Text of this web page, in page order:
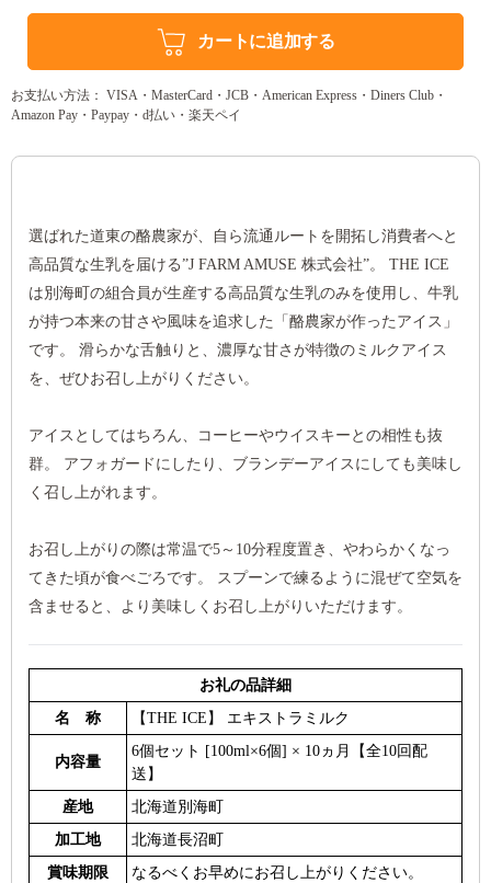
カートに追加する
お支払い方法： VISA・MasterCard・JCB・American Express・Diners Club・
Amazon Pay・Paypay・d払い・楽天ペイ
選ばれた道東の酪農家が、自ら流通ルートを開拓し消費者へと
高品質な生乳を届ける”J FARM AMUSE 株式会社”。 THE ICE
は別海町の組合員が生産する高品質な生乳のみを使用し、牛乳
が持つ本来の甘さや風味を追求した「酪農家が作ったアイス」
です。 滑らかな舌触りと、濃厚な甘さが特徴のミルクアイス
を、ぜひお召し上がりください。
アイスとしてはちろん、コーヒーやウイスキーとの相性も抜
群。 アフォガードにしたり、ブランデーアイスにしても美味し
く召し上がれます。
お召し上がりの際は常温で5～10分程度置き、やわらかくなっ
てきた頃が食べごろです。 スプーンで練るように混ぜて空気を
含ませると、より美味しくお召し上がりいただけます。
お礼の品詳細
名 称
【THE ICE】 エキストラミルク
内容量
6個セット [100ml×6個] × 10ヵ月【全10回配
送】
産地
北海道別海町
加工地
北海道長沼町
賞味期限
なるべくお早めにお召し上がりください。